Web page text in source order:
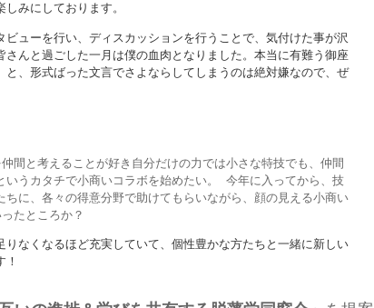
みにしております。
ューを行い、 ディスカッションを行うことで、気付けた事が沢
さんと過ごした一月は僕の血肉となりました。 本当に有難う御座
と、形式ばった文言でさよならしてしまうのは絶対嫌なので、 ぜ
間と考えることが好き 自分だけの力では小さな特技でも、仲間
うカタチで小商いコラボを始めたい。 今年に入ってから、技
に、各々の得意分野で助けてもらいながら、顔の見える小商い
たところか？
りなくなるほど充実していて、個性豊かな方たちと一緒に新しい
！